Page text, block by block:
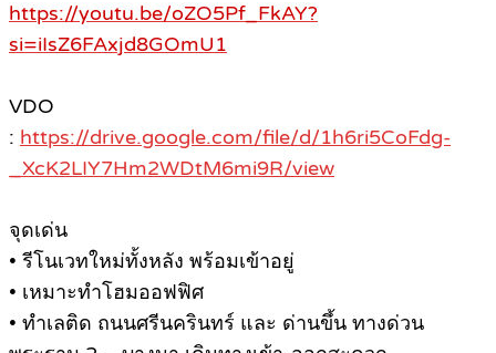
https://youtu.be/oZO5Pf_FkAY?
si=iIsZ6FAxjd8GOmU1
VDO
: https://drive.google.com/file/d/1h6ri5CoFdg-
_XcK2LIY7Hm2WDtM6mi9R/view
จุดเด่น
• รีโนเวทใหม่ทั้งหลัง พร้อมเข้าอยู่
• เหมาะทำโฮมออฟฟิศ
• ทำเลติด ถนนศรีนครินทร์ และ ด่านขึ้น ทางด่วน